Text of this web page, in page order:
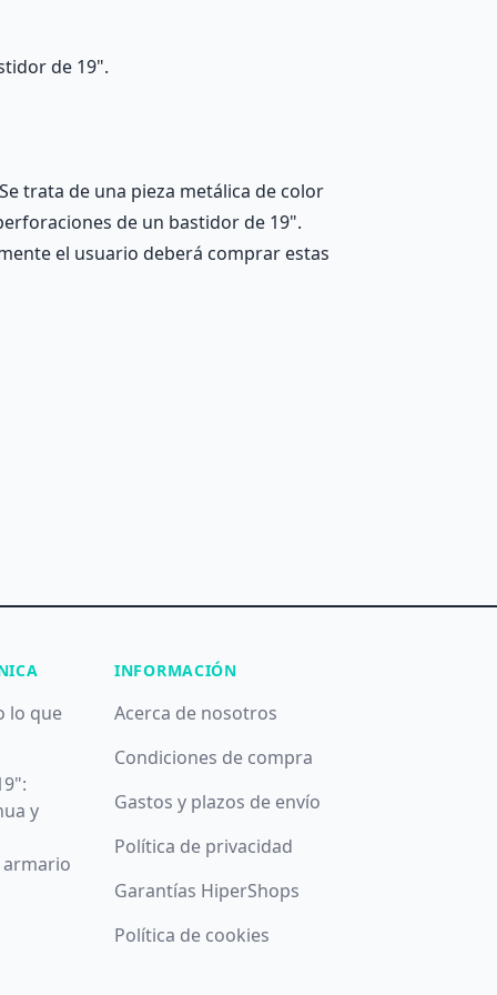
de 19".
trata de una pieza metálica de color
de un bastidor de 19".
el usuario deberá comprar estas
lo que
y
armario
INFORMACIÓN
Acerca de nosotros
Condiciones de compra
Gastos y plazos de envío
Política de privacidad
Garantías HiperShops
Política de cookies